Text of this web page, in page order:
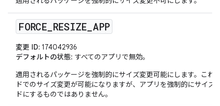
FORCE RESIZE APP
変更 ID: 174042936
デフォルトの状態: すべてのアプリで無効。
適用されるパッケージを強制的にサイズ変更可能にします。これ
ドでのサイズ変更が可能になりますが、アプリを強制的にサイズ
ドにするものではありません。